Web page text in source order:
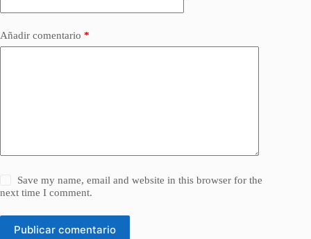
Añadir comentario *
Save my name, email and website in this browser for the
next time I comment.
Publicar comentario